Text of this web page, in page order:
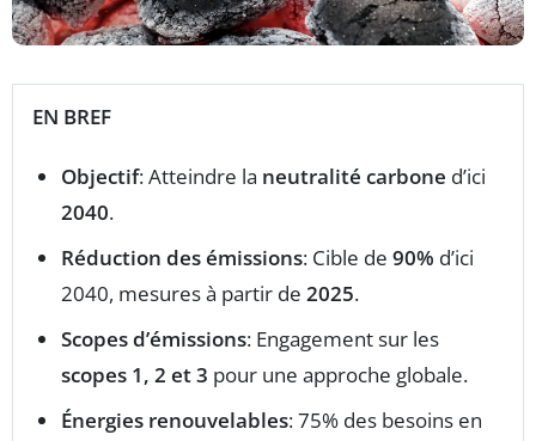
EN BREF
Objectif: Atteindre la neutralité carbone d’ici
2040.
Réduction des émissions: Cible de 90% d’ici
2040, mesures à partir de 2025.
Scopes d’émissions: Engagement sur les
scopes 1, 2 et 3 pour une approche globale.
Énergies renouvelables: 75% des besoins en